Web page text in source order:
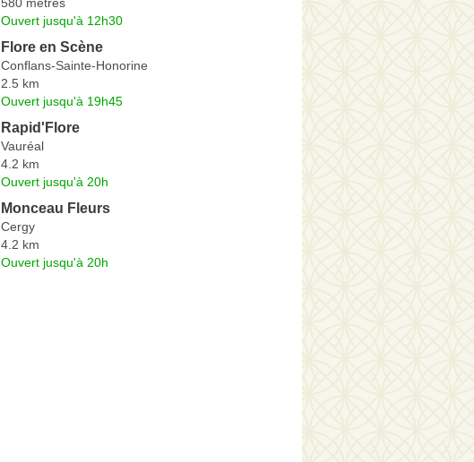
Ouvert jusqu'à 12h30
Flore en Scène
Conflans-Sainte-Honorine
2.5 km
Ouvert jusqu'à 19h45
Rapid'Flore
Vauréal
4.2 km
Ouvert jusqu'à 20h
Monceau Fleurs
Cergy
4.2 km
Ouvert jusqu'à 20h